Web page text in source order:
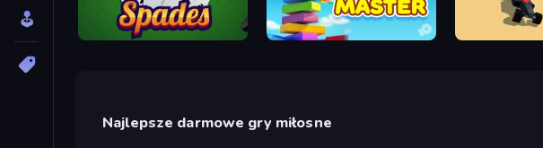
Spades Slice Master
Najlepsze darmowe gry miłosne